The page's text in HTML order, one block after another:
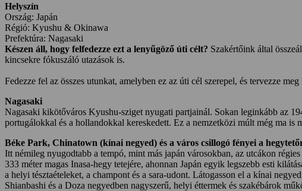
Helyszín
Ország: Japán
Régió: Kyushu & Okinawa
Prefektúra: Nagasaki
Készen áll, hogy felfedezze ezt a lenyűgöző úti célt? Szakértőink által
kincsekre fókuszáló utazások is.
Fedezze fel az összes utunkat, amelyben ez az úti cél szerepel, és tervezze
Nagasaki
Nagasaki kikötőváros Kyushu-sziget nyugati partjainál. Sokan leginkább az
portugálokkal és a hollandokkal kereskedett. Ez a nemzetközi múlt még ma is
Béke Park, Chinatown (kínai negyed) és a város csillogó fényei a
Itt némileg nyugodtabb a tempó, mint más japán városokban, az utcákon
333 méter magas Inasa-hegy tetejére, ahonnan Japán egyik legszebb esti
a helyi tésztaételeket, a champont és a sara-udont. Látogasson el a kínai
Shianbashi és a Doza negyedben nagyszerű, helyi éttermek és szakébárok